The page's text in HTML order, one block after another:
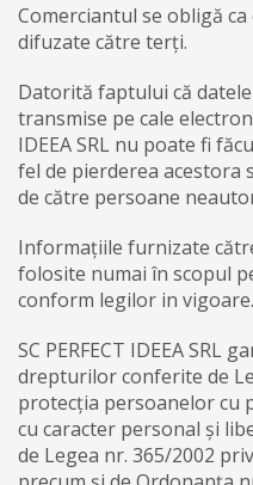
Comerciantul se obligă
difuzate către terți.
Datorită faptului că
transmise pe cale
IDEEA SRL nu poate fi
fel de pierderea acestora
de către persoane
Informațiile furnizate către
folosite numai în scopul
conform legilor in vigoare.
SC PERFECT IDEEA SRL
drepturilor conferite de
protecția persoanelor cu
cu caracter personal și
de Legea nr. 365/2002